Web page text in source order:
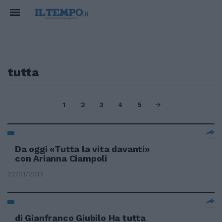
tutta
1 2 3 4 5
Da oggi «Tutta la vita davanti»
con Arianna Ciampoli
27/01/2013
di Gianfranco Giubilo Ha tutta